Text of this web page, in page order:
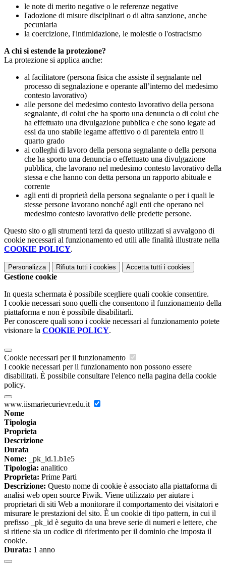
le note di merito negative o le referenze negative
l'adozione di misure disciplinari o di altra sanzione, anche
pecuniaria
la coercizione, l'intimidazione, le molestie o l'ostracismo
A chi si estende la protezione?
La protezione si applica anche:
al facilitatore (persona fisica che assiste il segnalante nel
processo di segnalazione e operante all’interno del medesimo
contesto lavorativo)
alle persone del medesimo contesto lavorativo della persona
segnalante, di colui che ha sporto una denuncia o di colui che
ha effettuato una divulgazione pubblica e che sono legate ad
essi da uno stabile legame affettivo o di parentela entro il
quarto grado
ai colleghi di lavoro della persona segnalante o della persona
che ha sporto una denuncia o effettuato una divulgazione
pubblica, che lavorano nel medesimo contesto lavorativo della
stessa e che hanno con detta persona un rapporto abituale e
corrente
agli enti di proprietà della persona segnalante o per i quali le
stesse persone lavorano nonché agli enti che operano nel
medesimo contesto lavorativo delle predette persone.
Questo sito o gli strumenti terzi da questo utilizzati si avvalgono di
cookie necessari al funzionamento ed utili alle finalità illustrate nella
COOKIE POLICY.
Personalizza Rifiuta tutti i cookies Accetta tutti i cookies
Gestione cookie
In questa schermata è possibile scegliere quali cookie consentire.
I cookie necessari sono quelli che consentono il funzionamento della
piattaforma e non è possibile disabilitarli.
Per conoscere quali sono i cookie necessari al funzionamento potete
visionare la COOKIE POLICY.
Cookie necessari per il funzionamento
I cookie necessari per il funzionamento non possono essere
disabilitati. È possibile consultare l'elenco nella pagina della cookie
policy.
www.iismariecurievr.edu.it
Nome
Tipologia
Proprieta
Descrizione
Durata
Nome: _pk_id.1.b1e5
Tipologia: analitico
Proprieta: Prime Parti
Descrizione: Questo nome di cookie è associato alla piattaforma di
analisi web open source Piwik. Viene utilizzato per aiutare i
proprietari di siti Web a monitorare il comportamento dei visitatori e
misurare le prestazioni del sito. È un cookie di tipo pattern, in cui il
prefisso _pk_id è seguito da una breve serie di numeri e lettere, che
si ritiene sia un codice di riferimento per il dominio che imposta il
cookie.
Durata: 1 anno